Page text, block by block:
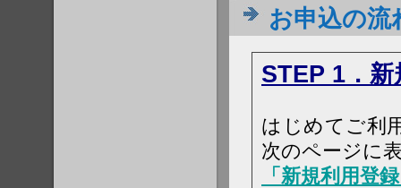
お申込の流
STEP 1．
はじめてご利
次のページに
「新規利用登